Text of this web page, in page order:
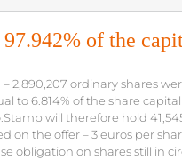
97.942% of the
– 2,890,207 ordinary shares
to 6.814% of the share
will therefore hold
on the offer – 3 euros per
obligation on shares still in